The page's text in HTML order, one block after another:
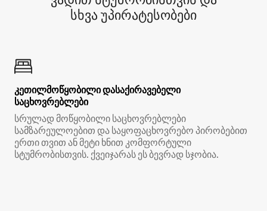
სხვა უპირატესობები
კეთილმოწყობილი დასაქირავებელი
საცხოვრებლები
სრულად მოწყობილი საცხოვრებლები
სამზარეულოებით და საყოფაცხოვრებო პირობებით
ერთი თვით ან მეტი ხნით კომფორტული
სტუმრობისთვის. ქვეიჯარას ეს ბევრად სჯობია.